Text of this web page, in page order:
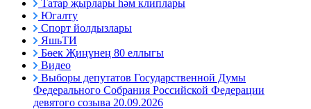
Татар җырлары һәм клиплары
Югалту
Спорт йолдызлары
ЯшьТИ
Бөек Җиңүнең 80 еллыгы
Видео
Выборы депутатов Государственной Думы
Федерального Собрания Российской Федерации
девятого созыва 20.09.2026